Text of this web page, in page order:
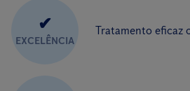
✔
EXCELÊNCIA
Tratamento eficaz